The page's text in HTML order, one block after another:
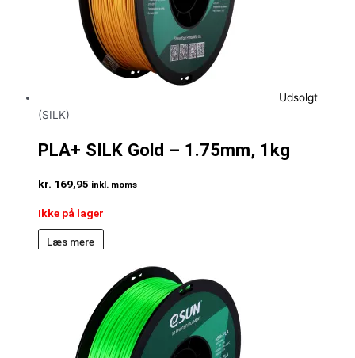
Udsolgt
(SILK)
PLA+ SILK Gold – 1.75mm, 1kg
kr. 169,95 inkl. moms
Ikke på lager
Læs mere